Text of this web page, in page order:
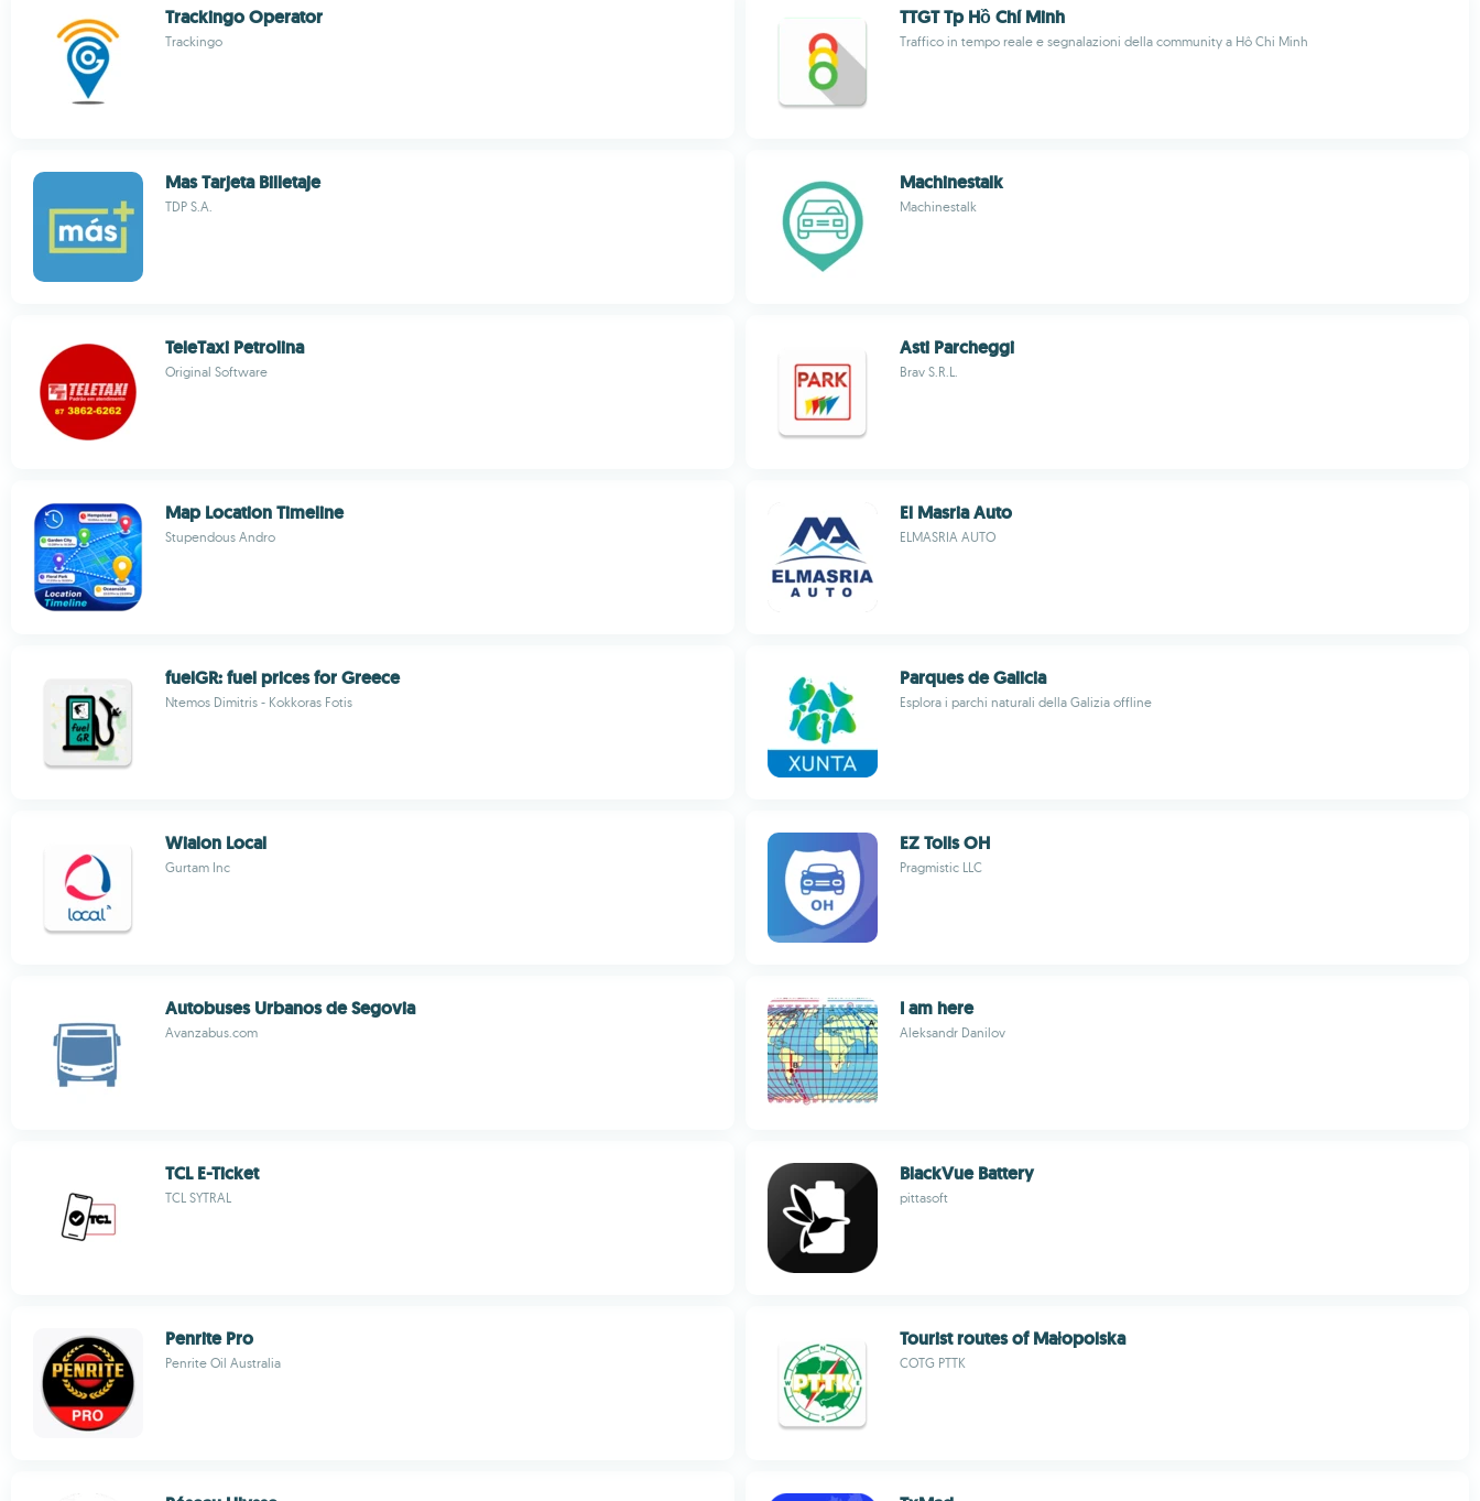
Trackingo Operator
Trackingo
TTGT Tp Hồ Chí Minh
Traffico in tempo reale e segnalazioni della community a Hô Chi Minh
Mas Tarjeta Billetaje
TDP S.A.
Machinestalk
Machinestalk
TeleTaxi Petrolina
Original Software
Asti Parcheggi
Brav S.R.L.
Map Location Timeline
Stupendous Andro
El Masria Auto
ELMASRIA AUTO
fuelGR: fuel prices for Greece
Ntemos Dimitris - Kokkoras Fotis
Parques de Galicia
Esplora i parchi naturali della Galizia offline
Wialon Local
Gurtam Inc
EZ Tolls OH
Pragmistic LLC
Autobuses Urbanos de Segovia
Avanzabus.com
I am here
Aleksandr Danilov
TCL E-Ticket
TCL SYTRAL
BlackVue Battery
pittasoft
Penrite Pro
Penrite Oil Australia
Tourist routes of Małopolska
COTG PTTK